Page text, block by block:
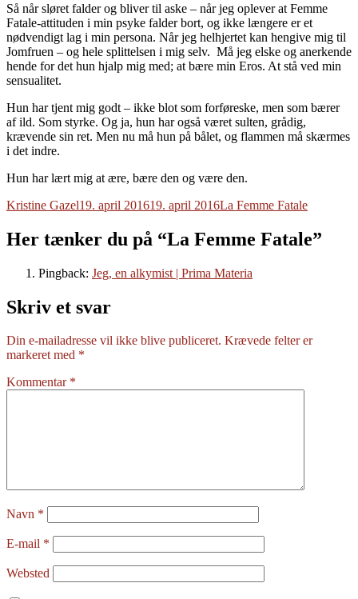
Så når sløret falder og bliver til aske – når jeg oplever at Femme
Fatale-attituden i min psyke falder bort, og ikke længere er et
nødvendigt lag i min persona. Når jeg helhjertet kan hengive mig til
Jomfruen – og hele splittelsen i mig selv. Må jeg elske og anerkende
hende for det hun hjalp mig med; at bære min Eros. At stå ved min
sensualitet.
Hun har tjent mig godt – ikke blot som forføreske, men som bærer
af ild. Som styrke. Og ja, hun har også været sulten, grådig,
krævende sin ret. Men nu må hun på bålet, og flammen må skærmes
i det indre.
Hun har lært mig at ære, bære den og være den.
Forfatter
Kristine GazelUdgivet
19. april 201619. april 2016Tags
La Femme Fatale
Her tænker du på “La Femme Fatale”
Pingback: Jeg, en alkymist | Prima Materia
Skriv et svar
Din e-mailadresse vil ikke blive publiceret. Krævede felter er
markeret med *
Kommentar *
Navn *
E-mail *
Websted